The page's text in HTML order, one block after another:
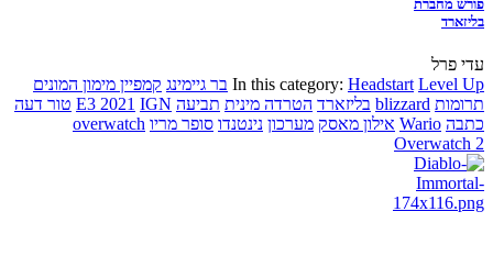
פורש מחברת
בליזארד
עדי פרל
In this category: Headstart Level Up בר גיימינג קמפיין מימון המונים
תרומות blizzard בליזארד הטרדה מינית תביעה E3 2021 IGN
טור דעה
כתבה Wario אילון מאסק מערכון נינטנדו סופר מריו overwatch
Overwatch 2